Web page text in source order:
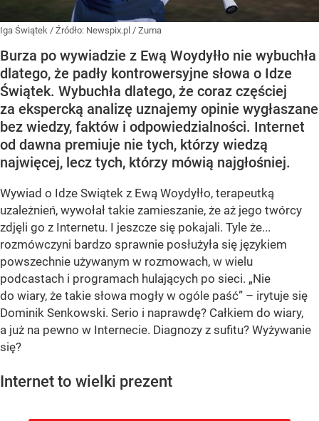
Iga Świątek / Źródło: Newspix.pl / Zuma
Burza po wywiadzie z Ewą Woydyłło nie wybuchła
dlatego, że padły kontrowersyjne słowa o Idze
Świątek. Wybuchła dlatego, że coraz częściej
za ekspercką analizę uznajemy opinie wygłaszane
bez wiedzy, faktów i odpowiedzialności. Internet
od dawna premiuje nie tych, którzy wiedzą
najwięcej, lecz tych, którzy mówią najgłośniej.
Wywiad o Idze Swiątek z Ewą Woydyłło, terapeutką
uzależnień, wywołał takie zamieszanie, że aż jego twórcy
zdjęli go z Internetu. I jeszcze się pokajali. Tyle że...
rozmówczyni bardzo sprawnie posłużyła się językiem
powszechnie używanym w rozmowach, w wielu
podcastach i programach hulających po sieci. „Nie
do wiary, że takie słowa mogły w ogóle paść” – irytuje się
Dominik Senkowski. Serio i naprawdę? Całkiem do wiary,
a już na pewno w Internecie. Diagnozy z sufitu? Wyżywanie
się?
Internet to wielki prezent